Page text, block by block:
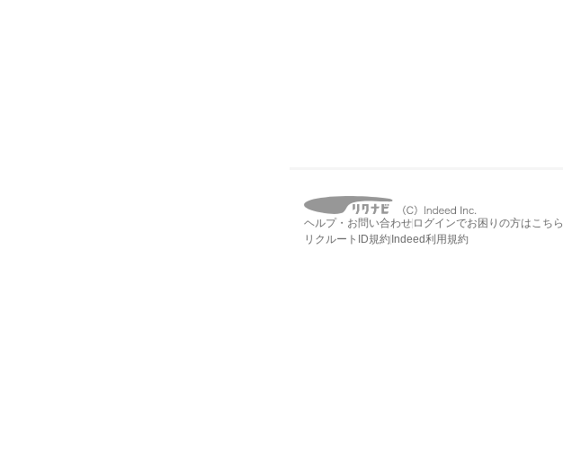
ヘルプ・お問い合わせ ログインでお困りの方はこちら
リクルートID規約 Indeed利用規約